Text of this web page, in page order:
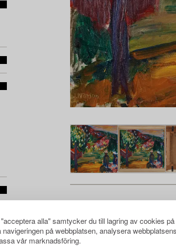
alla" samtycker du till lagring av cookies
navigeringen på webbplatsen, analysera webbplatsens
vår marknadsföring.
har även tittat på